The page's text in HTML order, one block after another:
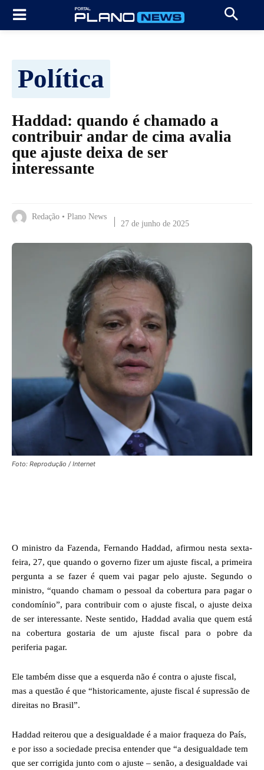
Política
Haddad: quando é chamado a
contribuir andar de cima avalia
que ajuste deixa de ser
interessante
Redação • Plano News
27 de junho de 2025
Foto: Reprodução / Internet
O ministro da Fazenda, Fernando Haddad, afirmou nesta sexta-
feira, 27, que quando o governo fizer um ajuste fiscal, a primeira
pergunta a se fazer é quem vai pagar pelo ajuste. Segundo o
ministro, “quando chamam o pessoal da cobertura para pagar o
condomínio”, para contribuir com o ajuste fiscal, o ajuste deixa
de ser interessante. Neste sentido, Haddad avalia que quem está
na cobertura gostaria de um ajuste fiscal para o pobre da
periferia pagar.
Ele também disse que a esquerda não é contra o ajuste fiscal,
mas a questão é que “historicamente, ajuste fiscal é supressão de
direitas no Brasil”.
Haddad reiterou que a desigualdade é a maior fraqueza do País,
e por isso a sociedade precisa entender que “a desigualdade tem
que ser corrigida junto com o ajuste – senão, a desigualdade vai